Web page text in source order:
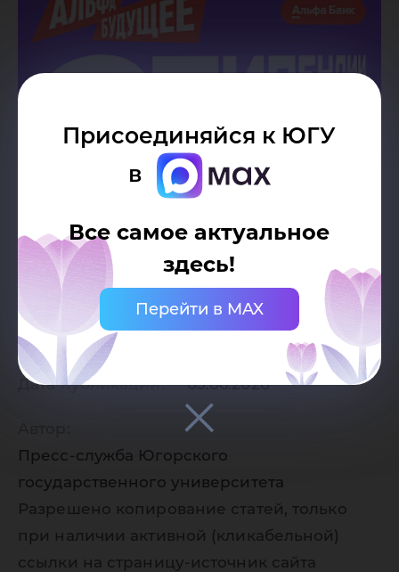
Присоединяйся к ЮГУ
в
Все самое актуальное
здесь!
Перейти в MAX
Дата публикации: 03.06.2026
Пресс-служба Югорского
государственного университета
Разрешено копирование статей, только
при наличии активной (кликабельной)
ссылки на страницу-источник сайта